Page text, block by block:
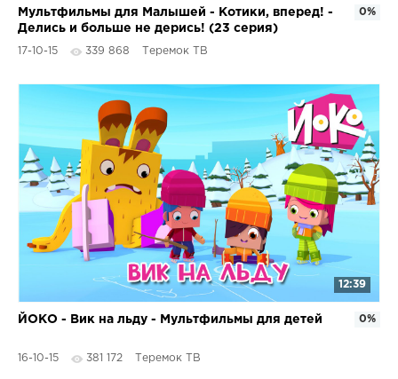
Мультфильмы для Малышей - Котики, вперед! -
Делись и больше не дерись! (23 серия)
17-10-15 339 868 Теремок ТВ
0%
12:39
ЙОКО - Вик на льду - Мультфильмы для детей
16-10-15 381 172 Теремок ТВ
0%